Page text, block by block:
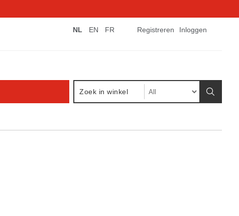
Registreren Inloggen
NL EN FR